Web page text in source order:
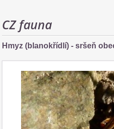
CZ fauna
Hmyz (blanokřídlí) - sršeň